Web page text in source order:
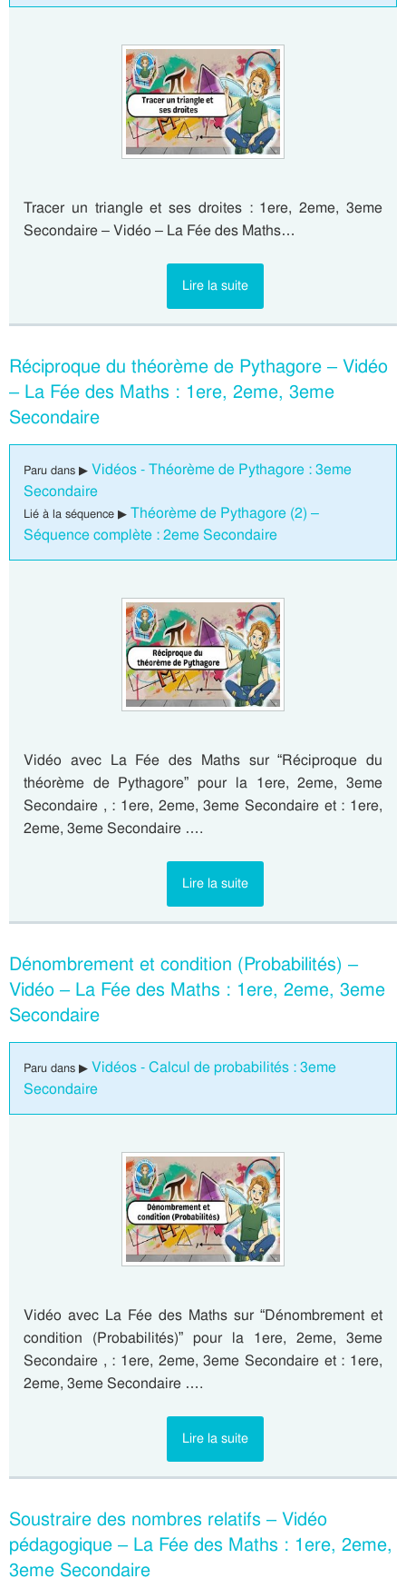
Tracer un triangle et ses droites : 1ere, 2eme, 3eme
Secondaire – Vidéo – La Fée des Maths…
Lire la suite
Réciproque du théorème de Pythagore – Vidéo
– La Fée des Maths : 1ere, 2eme, 3eme
Secondaire
Paru dans ▶ Vidéos - Théorème de Pythagore : 3eme
Secondaire
Lié à la séquence ▶ Théorème de Pythagore (2) –
Séquence complète : 2eme Secondaire
Vidéo avec La Fée des Maths sur “Réciproque du
théorème de Pythagore” pour la 1ere, 2eme, 3eme
Secondaire , : 1ere, 2eme, 3eme Secondaire et : 1ere,
2eme, 3eme Secondaire ….
Lire la suite
Dénombrement et condition (Probabilités) –
Vidéo – La Fée des Maths : 1ere, 2eme, 3eme
Secondaire
Paru dans ▶ Vidéos - Calcul de probabilités : 3eme
Secondaire
Vidéo avec La Fée des Maths sur “Dénombrement et
condition (Probabilités)” pour la 1ere, 2eme, 3eme
Secondaire , : 1ere, 2eme, 3eme Secondaire et : 1ere,
2eme, 3eme Secondaire ….
Lire la suite
Soustraire des nombres relatifs – Vidéo
pédagogique – La Fée des Maths : 1ere, 2eme,
3eme Secondaire